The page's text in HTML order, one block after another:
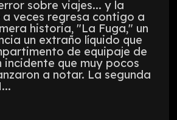
sobre viajes... y la
veces regresa contigo a
historia, "La Fuga," un
un extraño líquido que
de equipaje de
incidente que muy pocos
a notar. La segunda